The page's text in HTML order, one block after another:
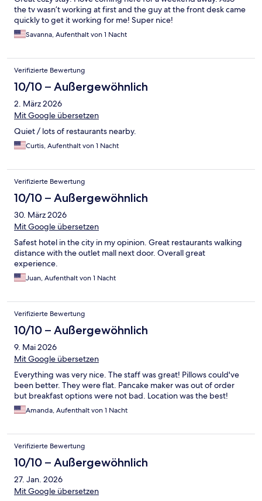
the tv wasn’t working at first and the guy at the front desk came
quickly to get it working for me! Super nice!
Savanna, Aufenthalt von 1 Nacht
Verifizierte Bewertung
10/10 – Außergewöhnlich
2. März 2026
Mit Google übersetzen
Quiet / lots of restaurants nearby.
Curtis, Aufenthalt von 1 Nacht
Verifizierte Bewertung
10/10 – Außergewöhnlich
30. März 2026
Mit Google übersetzen
Safest hotel in the city in my opinion. Great restaurants walking
distance with the outlet mall next door. Overall great
experience.
Juan, Aufenthalt von 1 Nacht
Verifizierte Bewertung
10/10 – Außergewöhnlich
9. Mai 2026
Mit Google übersetzen
Everything was very nice. The staff was great! Pillows could've
been better. They were flat. Pancake maker was out of order
but breakfast options were not bad. Location was the best!
Amanda, Aufenthalt von 1 Nacht
Verifizierte Bewertung
10/10 – Außergewöhnlich
27. Jan. 2026
Mit Google übersetzen